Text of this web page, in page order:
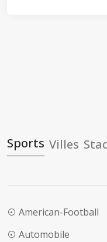
Sports Villes
American-Football
Automobile